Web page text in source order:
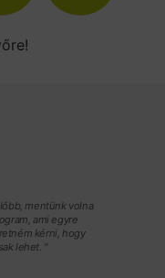
mentünk volna
ami egyre
kérni, hogy
lehet. "